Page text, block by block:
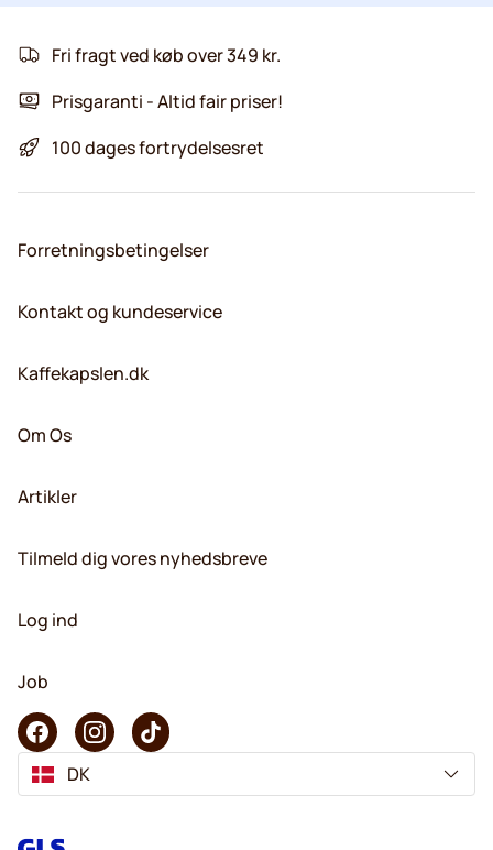
Fri fragt ved køb over 349 kr.
Prisgaranti - Altid fair priser!
100 dages fortrydelsesret
Forretningsbetingelser
Kontakt og kundeservice
Kaffekapslen.dk
Om Os
Artikler
Tilmeld dig vores nyhedsbreve
Log ind
Job
DK